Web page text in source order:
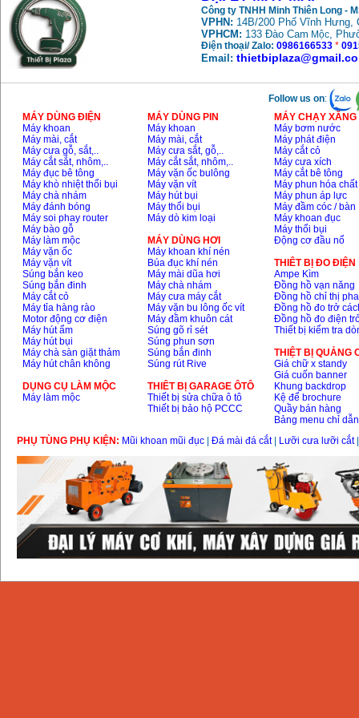
May mai FEG-911A
(100mm)
Price:760000
Price :6000000
May mai 2 da Hong
ky MB1/2HP (0.5HP)
Price:2250000VND
Công ty TNHH Minh Thiên Long -
VPHN: 14B/200 Phố Vĩnh Hưng,
VPHCM: 133 Đào Cam Mộc,
Điện thoại/ Zalo: 0986166533 *
Email:
Follow us on:
MÁY DÙNG ĐIỆN
Máy khoan
Máy mài, cắt
Máy cưa gỗ, sắt,..
Máy cắt sắt, nhôm,..
Máy đục bê tông
Máy khò nhiệt thổi bụi
Máy chà nhám
Máy đánh bóng
Máy soi phay router
Máy bào gỗ
Máy làm mộc
Máy vặn ốc
Máy vặn vít
Súng bắn keo
Súng bắn đinh
Máy cắt cỏ
Máy tỉa hàng rào
Motor động cơ điện
Máy hút ẩm
Máy hút bụi
Máy chà sàn giặt thảm
Máy hút chân không
DỤNG CỤ LÀM MỘC
Máy làm mộc
MÁY DÙNG PIN
Máy khoan
Máy mài, cắt
Máy cưa sắt, gỗ,..
Máy cắt sắt, nhôm,..
Máy vặn ốc bulông
Máy vặn vít
Máy hút bụi
Máy thổi bụi
Máy dò kim loại
MÁY DÙNG HƠI
Máy khoan khí nén
Búa đục khí nén
Máy mài dũa hơi
Máy chà nhám
Máy cưa máy cắt
Máy vặn bu lông ốc vít
Máy đầm khuôn cát
Súng gõ rỉ sét
Súng phun sơn
Súng bắn đinh
Súng rút Rive
THIÊT BỊ GARAGE ÔTÔ
Thiết bị sửa chữa ô tô
Thiết bị bảo hộ PCCC
MÁY CHẠY
Máy bơm nước
Máy phát điện
Máy cắt cỏ
Máy cưa xích
Máy cắt bê tông
Máy phun hóa chất
Máy phun áp lực
Máy đầm cóc / bàn
Máy khoan đục
Máy thổi bụi
Động cơ đầu nổ
THIÊT BỊ ĐO ĐIỆN
Ampe Kìm
Đồng hồ vạn năng
Đồng hồ chỉ thị pha
Đồng hồ đo trở
Đồng hồ đo điện
Thiết bị kiểm tra
THIỆT BỊ QUẢNG
Giá chữ x standy
Giá cuốn banner
Khung backdrop
Kệ để brochure
Quầy bán hàng
Bảng menu chỉ dẫn
PHỤ TÙNG PHỤ KIỆN: Mũi khoan mũi đục Đá mài đá cắt| Lưỡi cưa lưỡi cắt